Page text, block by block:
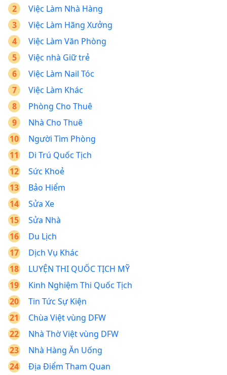
Việc Làm Nhà Hàng
Việc Làm Hãng Xưởng
Việc Làm Văn Phòng
Việc nhà Giữ trẻ
Việc Làm Nail Tóc
Việc Làm Khác
Phòng Cho Thuê
Nhà Cho Thuê
Người Tìm Phòng
Di Trú Quốc Tịch
Sức Khoẻ
Bảo Hiểm
Sửa Xe
Sửa Nhà
Du Lịch
Dịch Vụ Khác
LUYỆN THI QUỐC TỊCH MỸ
Kinh Nghiệm Thi Quốc Tịch
Tin Tức Sự Kiện
Chùa Việt vùng DFW
Nhà Thờ Việt vùng DFW
Nhà Hàng Ăn Uống
Địa Điểm Tham Quan